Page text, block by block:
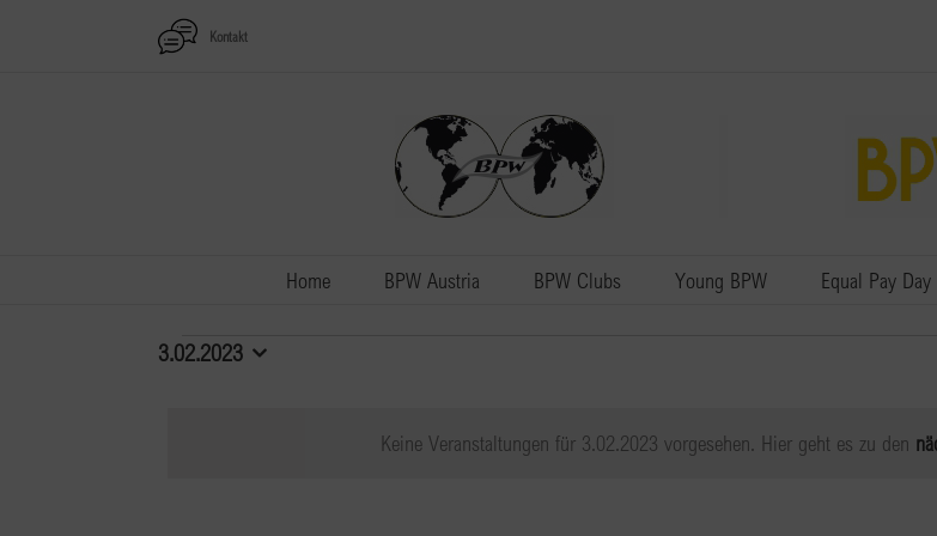
Kontakt
Home BPW Austria BPW Clubs Young BPW Equal Pay Day
Veranstaltungen
Hinweis
Keine Veranstaltungen für 3.02.2023 vorgesehen. Hier geht es zu den
3.02.2023